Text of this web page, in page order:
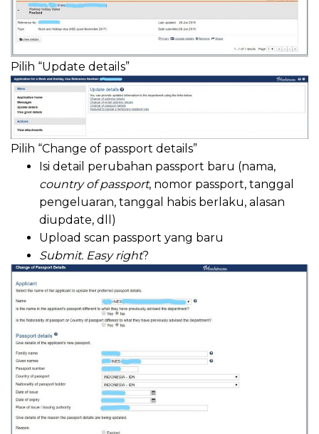
Pilih “Update details”
Pilih “Change of passport details”
Isi detail perubahan passport baru (nama,
country of passport, nomor passport, tanggal
pengeluaran, tanggal habis berlaku, alasan
diupdate, dll)
Upload scan passport yang baru
Submit. Easy right?